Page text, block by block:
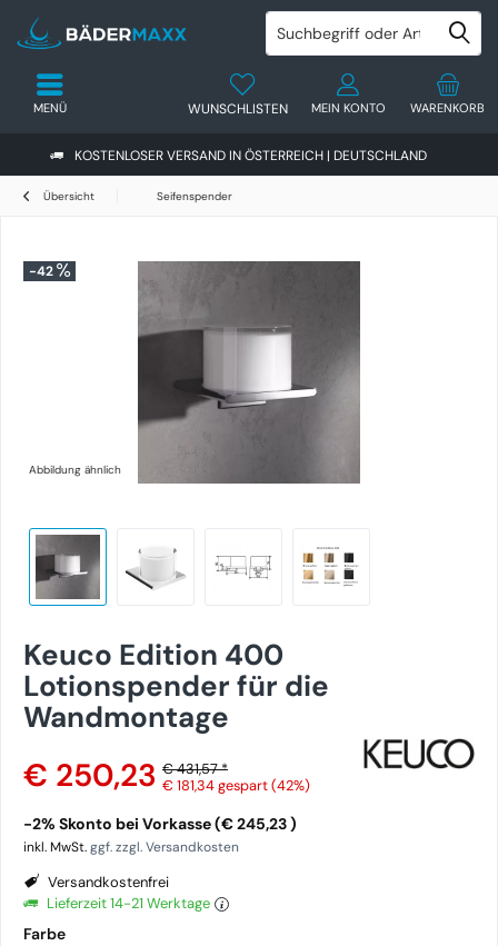
KOSTENLOSER VERSAND IN ÖSTERREICH | DEUTSCHLAND
WARENKORB
WUNSCHLISTEN MEIN KONTO
MENÜ
Übersicht Seifenspender
-42
Abbildung ähnlich
Keuco Edition 400
Lotionspender für die
Wandmontage
€ 250,23 € 431,57 *
€ 181,34gespart (42%)
-2% Skonto bei Vorkasse (€ 245,23 )
inkl. MwSt.ggf. zzgl. Versandkosten
Versandkostenfrei
Lieferzeit 14-21 Werktage
Farbe